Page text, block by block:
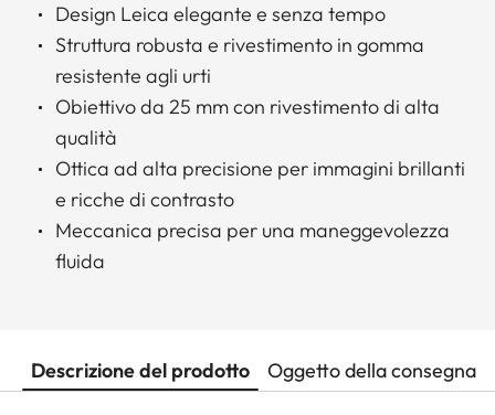
Design Leica elegante e senza tempo
Struttura robusta e rivestimento in gomma
resistente agli urti
Obiettivo da 25 mm con rivestimento di alta
qualità
Ottica ad alta precisione per immagini brillanti
e ricche di contrasto
Meccanica precisa per una maneggevolezza
fluida
Descrizione del prodotto Oggetto della consegna